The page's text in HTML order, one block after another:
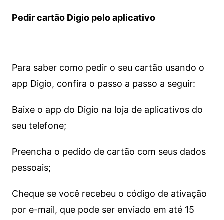
Pedir cartão Digio pelo aplicativo
Para saber como pedir o seu cartão usando o
app Digio, confira o passo a passo a seguir:
Baixe o app do Digio na loja de aplicativos do
seu telefone;
Preencha o pedido de cartão com seus dados
pessoais;
Cheque se você recebeu o código de ativação
por e-mail, que pode ser enviado em até 15